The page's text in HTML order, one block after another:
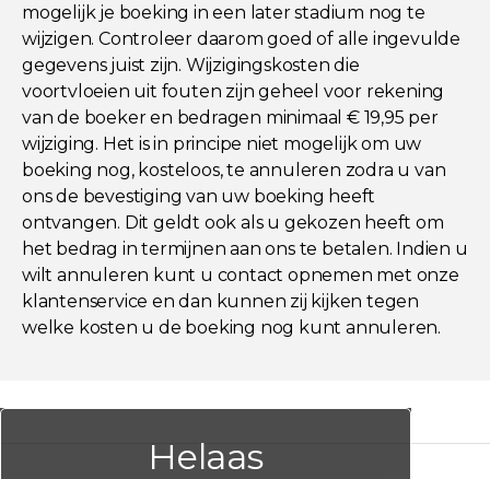
mogelijk je boeking in een later stadium nog te
wijzigen. Controleer daarom goed of alle ingevulde
gegevens juist zijn. Wijzigingskosten die
voortvloeien uit fouten zijn geheel voor rekening
van de boeker en bedragen minimaal € 19,95 per
wijziging. Het is in principe niet mogelijk om uw
boeking nog, kosteloos, te annuleren zodra u van
ons de bevestiging van uw boeking heeft
ontvangen. Dit geldt ook als u gekozen heeft om
het bedrag in termijnen aan ons te betalen. Indien u
wilt annuleren kunt u contact opnemen met onze
klantenservice en dan kunnen zij kijken tegen
welke kosten u de boeking nog kunt annuleren.
Helaas